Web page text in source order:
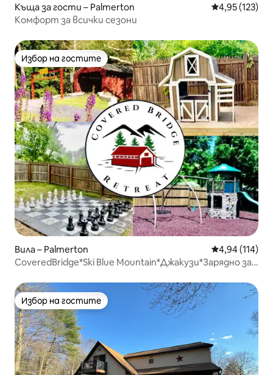
Къща за гости – Palmerton Средна
4,95 (123)
Комфорт за всички сезони
Избор на гостите
Избор на гостите
Вила – Palmerton Средна
4,94 (114)
CoveredBridge*Ski Blue Mountain*Джакузи*Зарядно за
Избор на гостите
Избор на гостите